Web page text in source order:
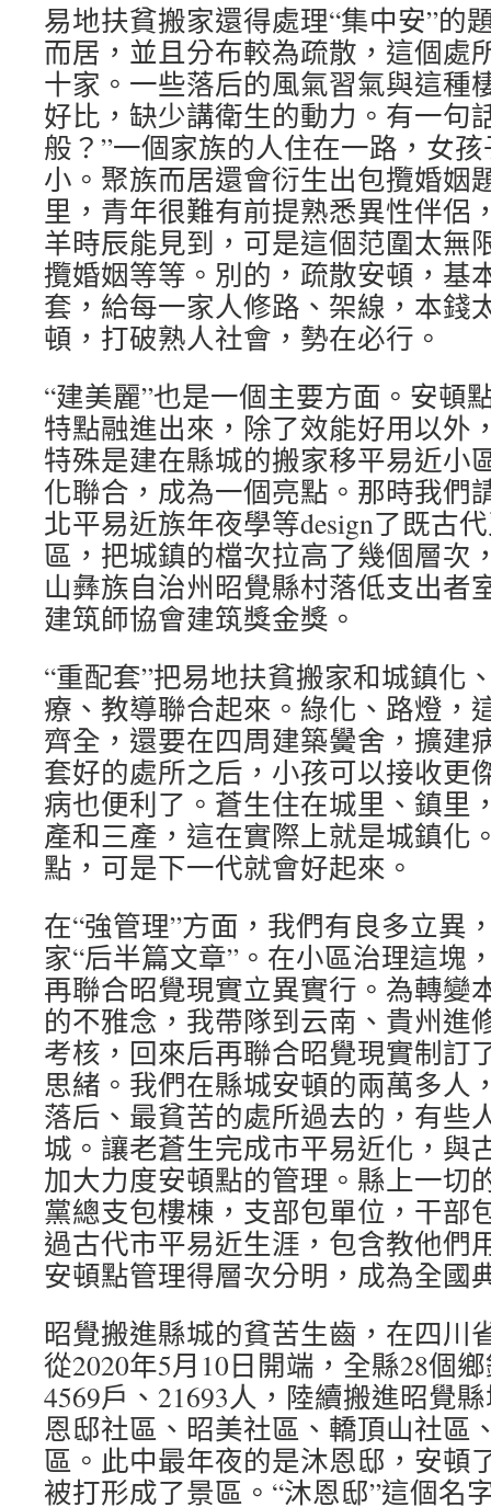
易地扶貧搬家還得處理“集中安”的
而居，並且分布較為疏散，這個處
十家。一些落后的風氣習氣與這種
好比，缺少講衛生的動力。有一句
般？”一個家族的人住在一路，女
小。聚族而居還會衍生出包攬婚姻
里，青年很難有前提熟悉異性伴侶
羊時辰能見到，可是這個范圍太無
攬婚姻等等。別的，疏散安頓，基
套，給每一家人修路、架線，本錢
頓，打破熟人社會，勢在必行。
“建美麗”也是一個主要方面。安頓
特點融進出來，除了效能好用以外
特殊是建在縣城的搬家移平易近小
化聯合，成為一個亮點。那時我們
北平易近族年夜學等design了既古
區，把城鎮的檔次拉高了幾個層次
山彝族自治州昭覺縣村落低支出者
建筑師協會建筑獎金獎。
“重配套”把易地扶貧搬家和城鎮化
療、教導聯合起來。綠化、路燈，
齊全，還要在四周建築黌舍，擴建
套好的處所之后，小孩可以接收更
病也便利了。蒼生住在城里、鎮里
產和三產，這在實際上就是城鎮化
點，可是下一代就會好起來。
在“強管理”方面，我們有良多立異
家“后半篇文章”。在小區治理這塊
再聯合昭覺現實立異實行。為轉變
的不雅念，我帶隊到云南、貴州進
考核，回來后再聯合昭覺現實制訂
思緒。我們在縣城安頓的兩萬多人
落后、最貧苦的處所過去的，有些
城。讓老蒼生完成市平易近化，與
加大力度安頓點的管理。縣上一切
黨總支包樓棟，支部包單位，干部
過古代市平易近生涯，包含教他們
安頓點管理得層次分明，成為全國
昭覺搬進縣城的貧苦生齒，在四川
從2020年5月10日開端，全縣28個
4569戶、21693人，陸續搬進昭
恩邸社區、昭美社區、轎頂山社區
區。此中最年夜的是沐恩邸，安頓
被打形成了景區。“沐恩邸”這個名